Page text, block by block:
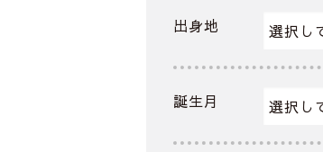
出身地
誕生月